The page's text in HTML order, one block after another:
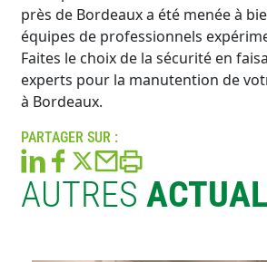
près de Bordeaux a été menée à
équipes de professionnels
Faites le choix de la sécurité en
experts pour la manutention de
à Bordeaux.
PARTAGER SUR :
AUTRES